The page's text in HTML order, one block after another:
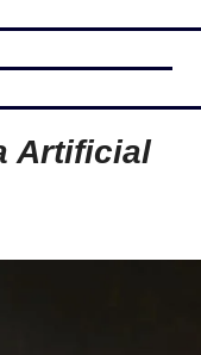
Artificial